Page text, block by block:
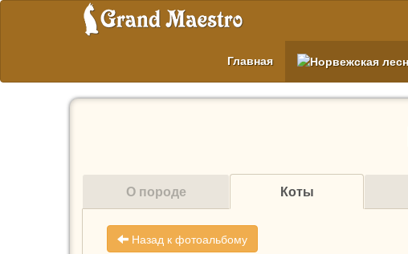
Главная
О породе Коты
Назад к фотоальбому